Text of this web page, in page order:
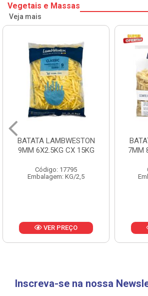
Vegetais e Massas
Veja mais
BATATA LAMBWESTON
9MM 6X2.5KG CX 15KG
Código: 17795
Embalagem: KG/2,5
VER PREÇO
7MM
Inscreva-se na nossa